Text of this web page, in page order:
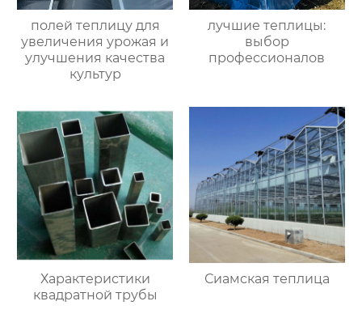
полей теплицу для
увеличения урожая и
улучшения качества
культур
лучшие теплицы:
выбор
профессионалов
Характеристики
квадратной трубы
Сиамская теплица